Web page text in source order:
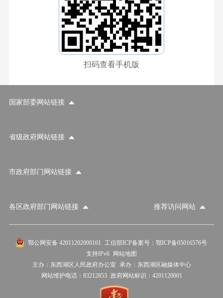
扫码查看手机版
国家部委网站链接
省级政府网站链接
市政府部门网站链接
各区政府部门网站链接 推荐访问网站
国家部委网站 省级政府网站
各区政府部门网站 推荐访问网站
鄂公网安备 42011202000161 工信部ICP备案号：鄂ICP备05016576号
支持IPv6
网站地图
主办：东西湖区人民政府办公室 承办：东西湖区融媒体中心
网站维护电话：83212853 政府网站标识：4201120001